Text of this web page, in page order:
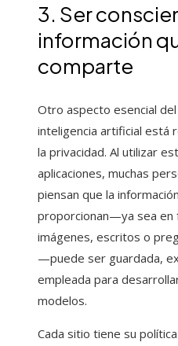
3. Ser
información
comparte
Otro aspecto esencial
inteligencia artificial está
la privacidad. Al utilizar
aplicaciones, muchas
piensan que la
proporcionan—ya sea en
imágenes, escritos o
—puede ser guardada,
empleada para
modelos.
Cada sitio tiene su